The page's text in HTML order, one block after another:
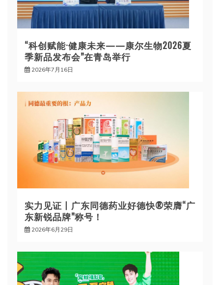
“科创赋能·健康未来——康尔生物2026夏
季新品发布会”在青岛举行
2026年7月16日
实力见证丨广东同德药业好德快®荣膺“广
东新锐品牌”称号！
2026年6月29日